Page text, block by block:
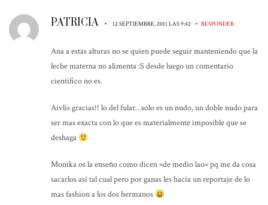
PATRICIA • 12 SEPTIEMBRE, 2011 LAS 9:42 • RESPONDER
Ana a estas alturas no se quien puede seguir manteniendo que la
leche materna no alimenta :S desde luego un comentario
cientifico no es.
Aivlis gracias!! lo del fular…solo es un nudo, un doble nudo para
ser mas exacta con lo que es materialmente imposible que se
deshaga
Monika os la enseño como dicen «de medio lao» pq me da cosa
sacarlos así tal cual pero por ganas les hacía un reportaje de lo
mas fashion a los dos hermanos